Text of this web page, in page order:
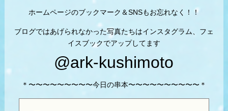
ホームページのブックマーク＆SNSもお忘れなく！！
ブログではあげられなかった写真たちはインスタグラム、フェ
イスブックでアップしてます
@ark-kushimoto
＊〜〜〜〜〜〜〜〜〜今日の串本〜〜〜〜〜〜〜〜〜〜＊